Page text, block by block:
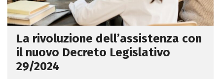
La rivoluzione dell’assistenza con
il nuovo Decreto Legislativo
29/2024